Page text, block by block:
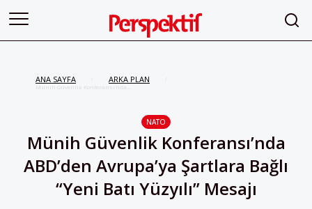
ANA SAYFA ARKA PLAN
Münih Güvenlik Konferansı’nda
NATO
Münih Güvenlik Konferansı’nda
ABD’den Avrupa’ya Şartlara Bağlı
“Yeni Batı Yüzyılı” Mesajı